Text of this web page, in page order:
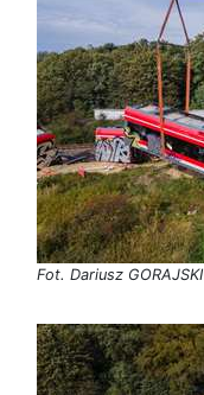
Fot. Dariusz GORAJSKI